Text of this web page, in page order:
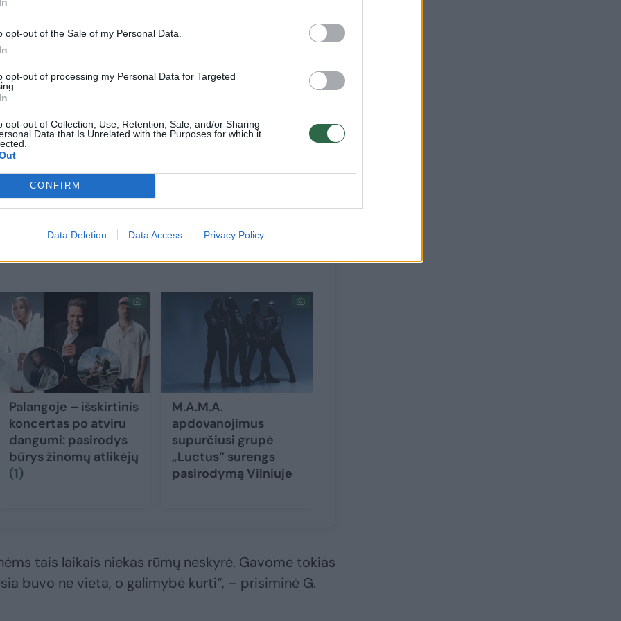
opt-out of the Sale of my Personal Data.
opt-out of processing my Personal Data for Targeted
opt-out of Collection, Use, Retention, Sale, and/or Sharing
Data that Is Unrelated with the Purposes for which it
CONFIRM
Data Deletion Data Access Privacy Policy
bet ir suvesti į vieną sceną žmones, kurie ją kūrė,
festivalio sumanytojas Gediminas Zujus.
buvo ypač asmeniška. 1986 metais
Lušu ir Giedriumi Litvinu Kaune įkūrė pirmąją
studiją Lietuvoje. Tuomet ji veikė pačioje miesto
keturių metrų gylyje esančiose patalpose be
Palangoje – išskirtinis
koncertas po atviru
dangumi: pasirodys
būrys žinomų atlikėjų
(1)
M.A.M.A.
apdovanojimus
supurčiusi grupė
„Luctus“ surengs
pasirodymą Vilniuje
tais laikais niekas rūmų neskyrė. Gavome tokias
buvo ne vieta, o galimybė kurti“, – prisiminė G.